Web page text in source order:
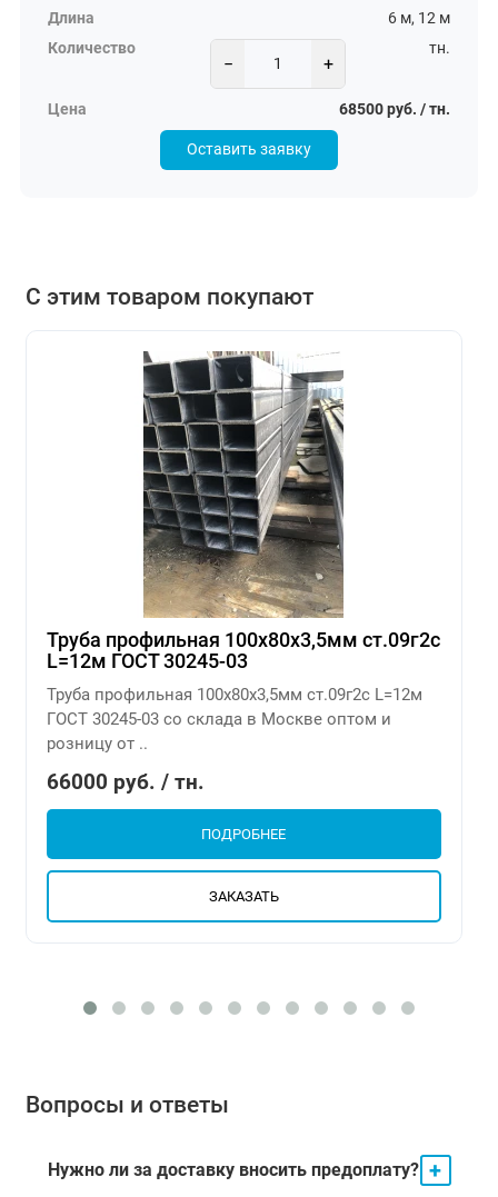
6 м, 12 м
− +
тн.
68500 руб. / тн.
Оставить заявку
С этим товаром покупают
Труба профильная 100х80х3,5мм ст.09г2с
L=12м ГОСТ 30245-03
Труба профильная 100х80х3,5мм ст.09г2с L=12м
ГОСТ 30245-03 со склада в Москве оптом и
розницу от ..
66000 руб. / тн.
ПОДРОБНЕЕ
ЗАКАЗАТЬ
Вопросы и ответы
Нужно ли за доставку вносить предоплату? +